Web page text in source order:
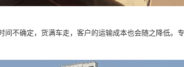
间不确定，货满车走，客户的运输成本也会随之降低。